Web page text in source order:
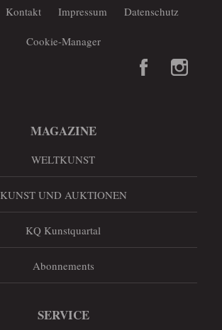
Kontakt Impressum Datenschutz
Cookie-Manager
MAGAZINE
WELTKUNST
KUNST UND AUKTIONEN
KQ Kunstquartal
Abonnements
SERVICE